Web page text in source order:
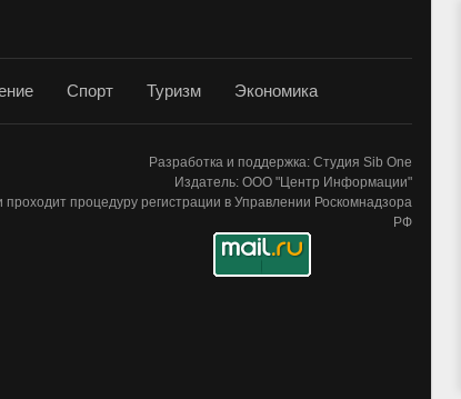
Спорт Туризм Экономика
Разработка и поддержка: Студия Sib One
Издатель: ООО "Центр Информации"
процедуру регистрации в Управлении Роскомнадзора
РФ